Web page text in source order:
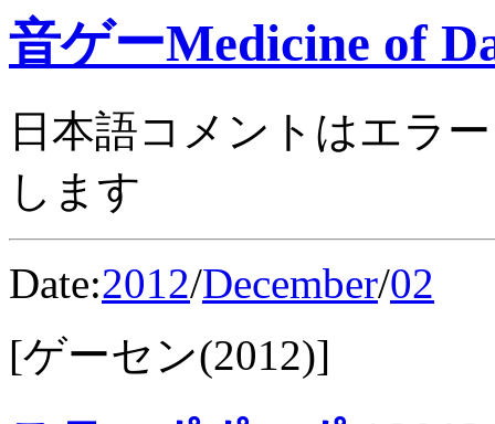
音ゲーMedicine of
日本語コメントはエラ
します
Date:2012/December/02
[ゲーセン(2012)]